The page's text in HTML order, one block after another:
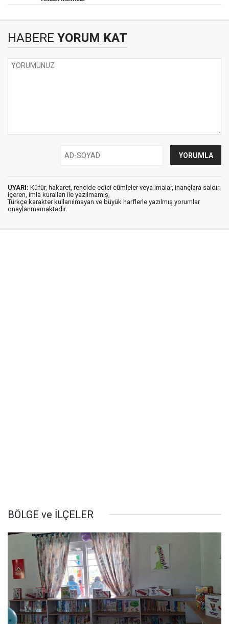
HABERE YORUM KAT
UYARI: Küfür, hakaret, rencide edici cümleler veya imalar, inançlara saldırı
içeren, imla kuralları ile yazılmamış,
Türkçe karakter kullanılmayan ve büyük harflerle yazılmış yorumlar
onaylanmamaktadır.
BÖLGE ve İLÇELER